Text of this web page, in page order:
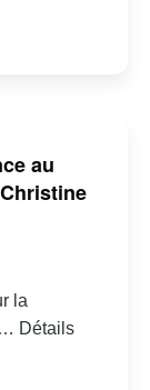
au
la
Détails